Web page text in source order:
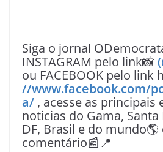
Siga o jornal
INSTAGRAM pelo link📸
ou FACEBOOK pelo link
//www.facebook.com/
a/ , acesse as principais
noticias do Gama,
DF, Brasil e do mundo🌎
comentário📰📍